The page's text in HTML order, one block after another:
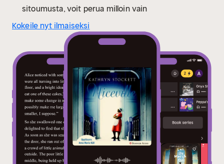
sitoumusta, voit perua milloin vain
Kokeile nyt ilmaiseksi